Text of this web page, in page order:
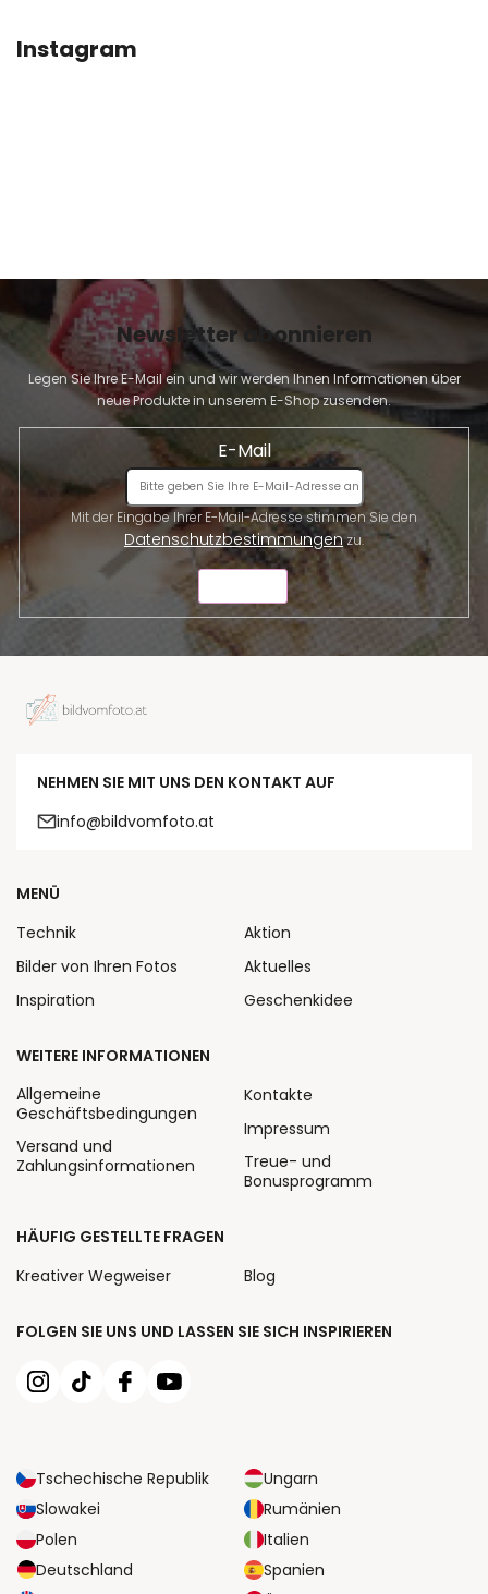
i
s
t
e
Instagram
Newsletter abonnieren
Legen Sie Ihre E-Mail ein und wir werden Ihnen Informationen über
neue Produkte in unserem E-Shop zusenden.
E-Mail
Datenschutzbestimmungenzu.
NEHMEN SIE MIT UNS DEN KONTAKT AUF
info@bildvomfoto.at
FOLGEN SIE UNS UND LASSEN SIE SICH INSPIRIEREN
Tschechische Republik
Ungarn
Slowakei
Rumänien
Polen
Italien
Deutschland
Spanien
MENÜ
Technik
Bilder von Ihren Fotos
Inspiration
Aktion
Aktuelles
Geschenkidee
WEITERE INFORMATIONEN
Allgemeine
Geschäftsbedingungen
Versand und
Zahlungsinformationen
Kontakte
Impressum
Treue- und
Bonusprogramm
HÄUFIG GESTELLTE FRAGEN
Kreativer Wegweiser
Blog